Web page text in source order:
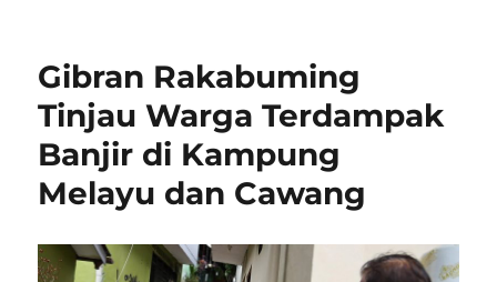
Gibran Rakabuming
Tinjau Warga Terdampak
Banjir di Kampung
Melayu dan Cawang